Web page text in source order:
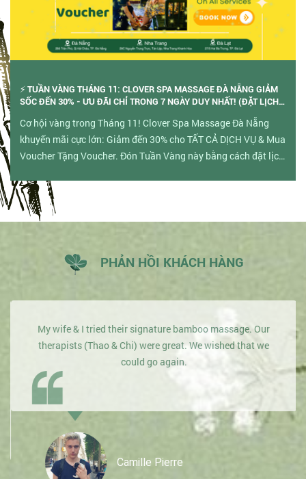
⚡ TUẦN VÀNG THÁNG 11: CLOVER SPA MASSAGE ĐÀ NẴNG GIẢM
SỐC ĐẾN 30% - ƯU ĐÃI CHỈ TRONG 7 NGÀY DUY NHẤT! (ĐẶT LỊCH
Cơ hội vàng trong Tháng 11! Clover Spa Massage Đà Nẵng
khuyến mãi cực lớn: Giảm đến 30% cho TẤT CẢ DỊCH VỤ & Mua
Voucher Tặng Voucher. Đón Tuần Vàng này bằng cách đặt lịch
PHẢN HỒI KHÁCH HÀNG
My wife & I tried their signature bamboo massage. Our
therapists (Thao & Chi) were great. We wished that we
could go again.
Camille Pierre